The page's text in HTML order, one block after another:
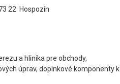
22 Hospozín
a hliníka pre obchody,
úprav, doplnkové komponenty k